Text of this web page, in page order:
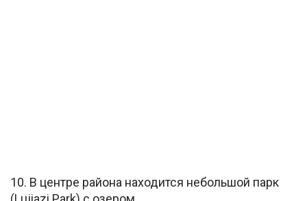
10. В центре района находится небольшой парк